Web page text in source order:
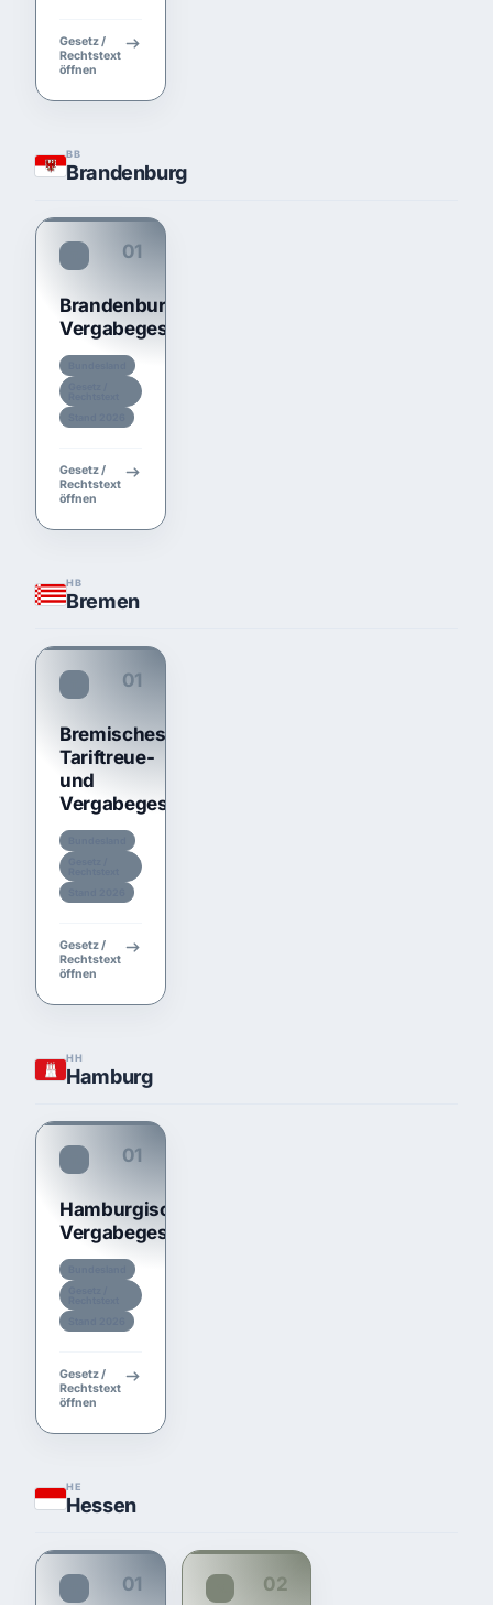
Gesetz /
Rechtstext
öffnen
BB
Brandenburg
01
Brandenburgisches
Vergabegesetz
Gesetz /
Rechtstext
öffnen
HB
Bremen
01
Bremisches
Tariftreue-
und
Vergabegesetz
Gesetz /
Rechtstext
öffnen
HH
Hamburg
01
Hamburgisches
Vergabegesetz
Gesetz /
Rechtstext
öffnen
HE
Hessen
01 02